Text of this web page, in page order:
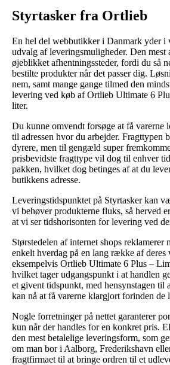
Styrtasker fra Ortlieb
En hel del webbutikker i Danmark yder i
udvalg af leveringsmuligheder. Den mest
øjeblikket afhentningssteder, fordi du så
bestilte produkter når det passer dig.
nem, samt mange gange tilmed den
levering ved køb af Ortlieb Ultimate 6
liter.
Du kunne omvendt forsøge at få varerne
til adressen hvor du arbejder. Fragttypen
dyrere, men til gengæld super
prisbevidste fragttype vil dog til enhver
pakken, hvilket dog betinges af at du
butikkens adresse.
Leveringstidspunktet på Styrtasker kan
vi behøver produkterne fluks, så herved
at vi ser tidshorisonten for levering ved
Størstedelen af internet shops reklamerer
enkelt hverdag på en lang række af deres
eksempelvis Ortlieb Ultimate 6 Plus –
hvilket tager udgangspunkt i at handlen
et givent tidspunkt, med hensynstagen til
kan nå at få varerne klargjort forinden de
Nogle forretninger på nettet garanterer
kun når der handles for en konkret pris.
den mest betalelige leveringsform, som
om man bor i Aalborg, Frederikshavn
fragtfirmaet til at bringe ordren til et